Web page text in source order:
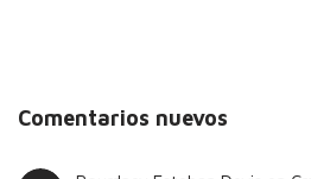
Comentarios nuevos